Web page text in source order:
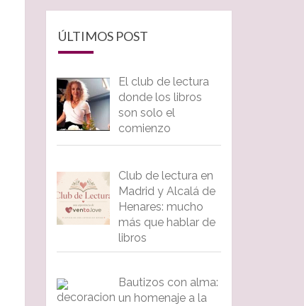
ÚLTIMOS POST
El club de lectura
donde los libros
son solo el
comienzo
Club de lectura en
Madrid y Alcalá de
Henares: mucho
más que hablar de
libros
Bautizos con alma:
un homenaje a la